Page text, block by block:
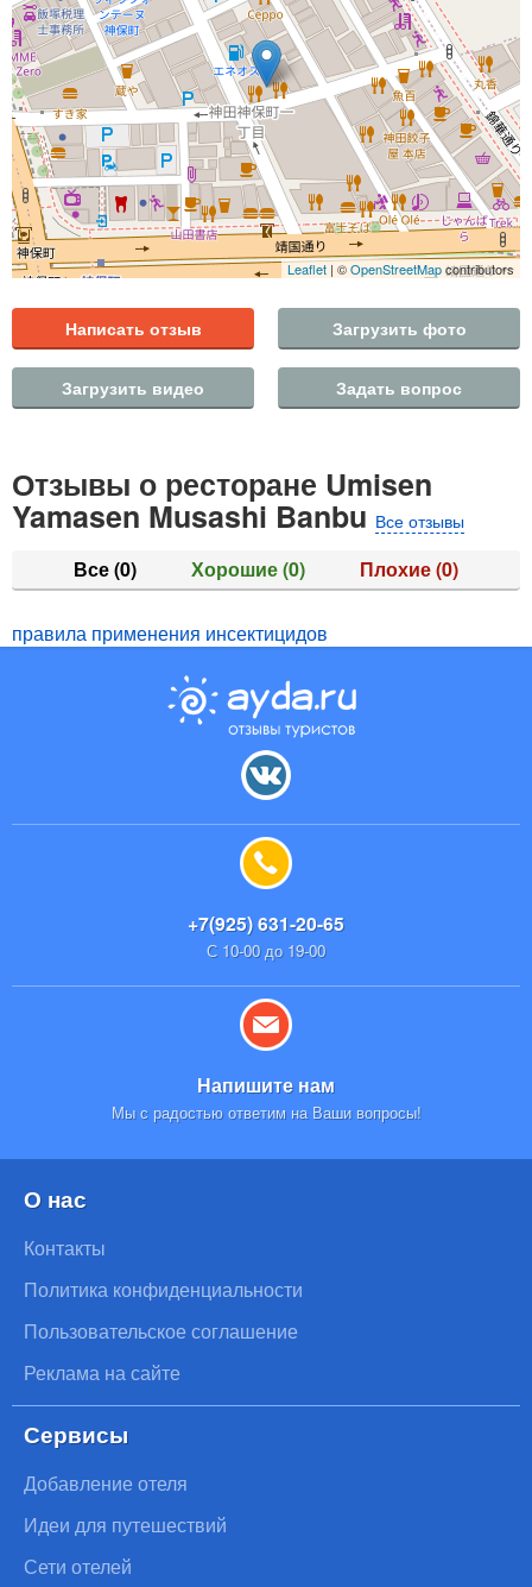
Leaflet | ©OpenStreetMapcontributors
Написать отзыв Загрузить фото
Загрузить видео Задать вопрос
Отзывы о ресторане Umisen
Yamasen Musashi Banbu Все отзывы
Все(0) Хорошие(0) Плохие(0)
правила применения инсектицидов
+7(925) 631-20-65
С 10-00 до 19-00
Напишите нам
Мы с радостью ответим на Ваши вопросы!
О нас
Контакты
Политика конфиденциальности
Пользовательское соглашение
Реклама на сайте
Сервисы
Добавление отеля
Идеи для путешествий
Сети отелей